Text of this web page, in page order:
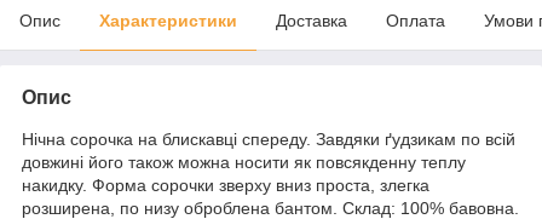
Опис Характеристики Доставка Оплата Умови
Опис
Нічна сорочка на блискавці спереду. Завдяки ґудзикам по всій
довжині його також можна носити як повсякденну теплу
накидку. Форма сорочки зверху вниз проста, злегка
розширена, по низу оброблена бантом. Склад: 100% бавовна.